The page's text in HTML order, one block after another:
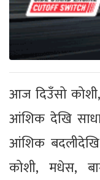
आज दिउँसो
आंशिक देखि
आंशिक
कोशी, मधेस,